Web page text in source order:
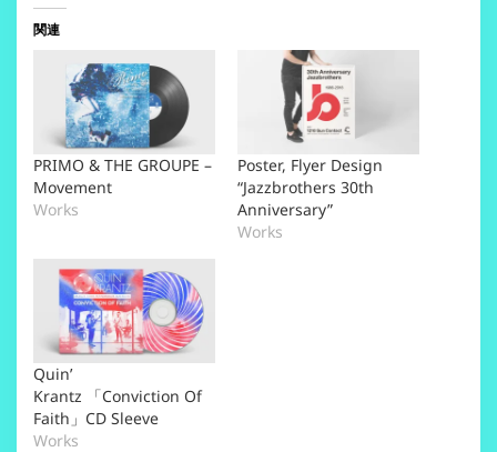
関連
PRIMO & THE GROUPE –
Movement
Works
Poster, Flyer Design
“Jazzbrothers 30th
Anniversary”
Works
Quin’
Krantz 「Conviction Of
Faith」CD Sleeve
Works